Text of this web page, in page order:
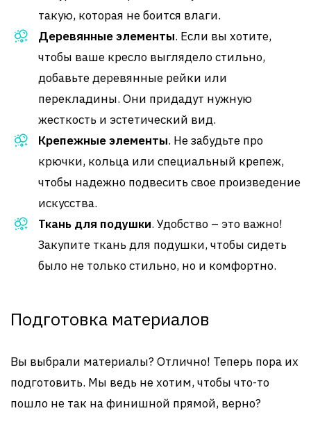
такую, которая не боится влаги.
Деревянные элементы. Если вы хотите,
чтобы ваше кресло выглядело стильно,
добавьте деревянные рейки или
перекладины. Они придадут нужную
жесткость и эстетический вид.
Крепежные элементы. Не забудьте про
крючки, кольца или специальный крепеж,
чтобы надежно подвесить свое произведение
искусства.
Ткань для подушки. Удобство – это важно!
Закупите ткань для подушки, чтобы сидеть
было не только стильно, но и комфортно.
Подготовка материалов
Вы выбрали материалы? Отлично! Теперь пора их
подготовить. Мы ведь не хотим, чтобы что-то
пошло не так на финишной прямой, верно?